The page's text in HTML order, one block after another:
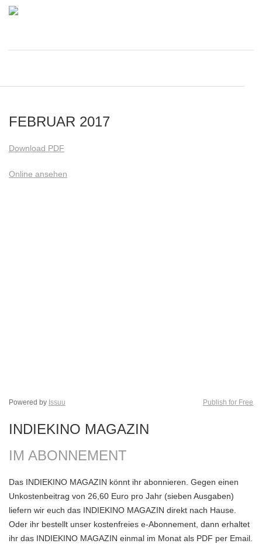
FEBRUAR 2017
Download PDF
Online ansehen
Powered by Issuu Publish for Free
INDIEKINO MAGAZIN
IM ABONNEMENT
Das INDIEKINO MAGAZIN könnt ihr abonnieren. Gegen einen
Unkostenbeitrag von 26,60 Euro pro Jahr (sieben Ausgaben)
liefern wir euch das INDIEKINO MAGAZIN direkt nach Hause.
Oder ihr bestellt unser kostenfreies e-Abonnement, dann erhaltet
ihr das INDIEKINO MAGAZIN einmal im Monat als PDF per Email.